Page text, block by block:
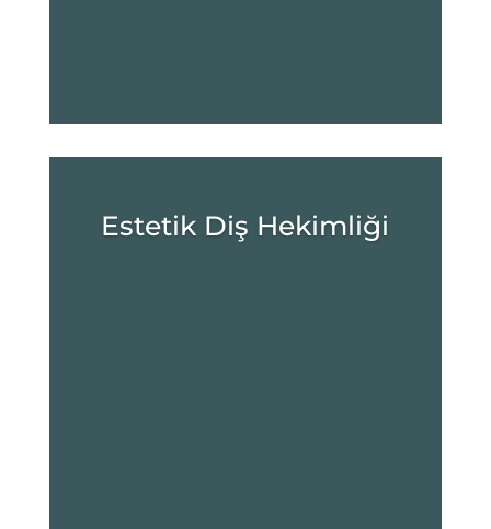
Estetik Diş Hekimliği